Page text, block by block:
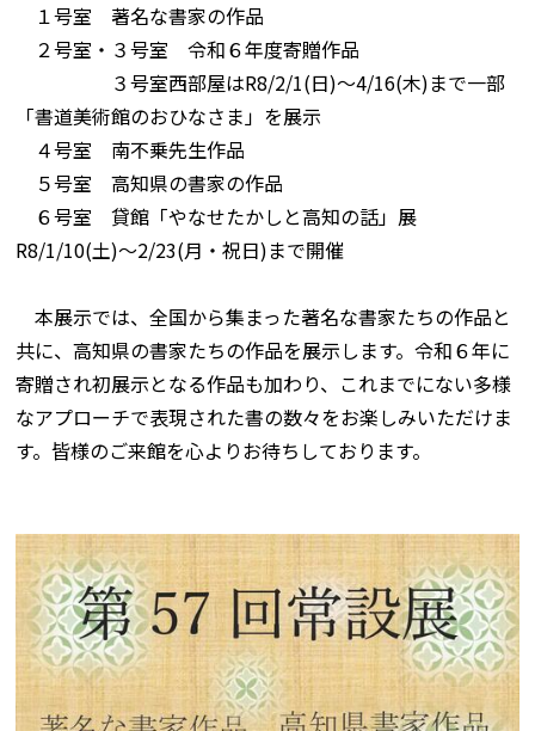
１号室 著名な書家の作品
２号室・３号室 令和６年度寄贈作品
３号室西部屋はR8/2/1(日)～4/16(木)まで一部
「書道美術館のおひなさま」を展示
４号室 南不乗先生作品
５号室 高知県の書家の作品
６号室 貸館「やなせたかしと高知の話」展
R8/1/10(土)～2/23(月・祝日)まで開催
本展示では、全国から集まった著名な書家たちの作品と
共に、高知県の書家たちの作品を展示します。令和６年に
寄贈され初展示となる作品も加わり、これまでにない多様
なアプローチで表現された書の数々をお楽しみいただけま
す。皆様のご来館を心よりお待ちしております。